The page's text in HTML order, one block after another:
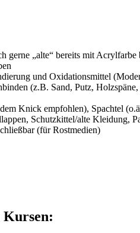
gerne „alte“ bereits mit
und Oxidationsmittel
(z.B. Sand, Putz,
Knick empfohlen), Spachtel
Schutzkittel/alte Kleidung,
(für Rostmedien)
Kursen: